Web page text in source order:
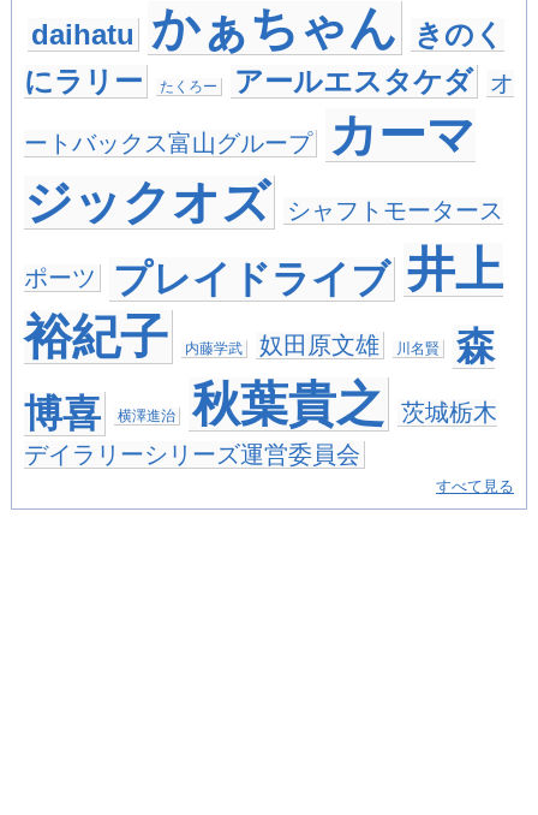
daihatu かぁちゃん
きのく
にラリー
たくろー アールエスタケダ オ
ートバックス富山グループ
カーマ
ジックオズ
シャフトモータース
ポーツ プレイドライブ 井上
裕紀子
内藤学武 奴田原文雄 川名賢
森
博喜
横澤進治 秋葉貴之
茨城栃木
デイラリーシリーズ運営委員会
すべて見る